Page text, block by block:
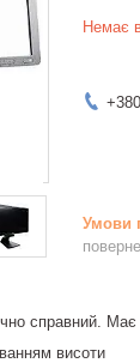
Немає
справний. Має
висоти